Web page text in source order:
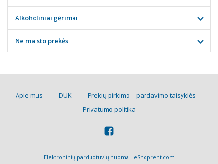
Alkoholiniai gėrimai
Ne maisto prekės
Apie mus DUK
Prekių pirkimo – pardavimo taisyklės
Privatumo politika
Elektroninių parduotuvių nuoma - eShoprent.com